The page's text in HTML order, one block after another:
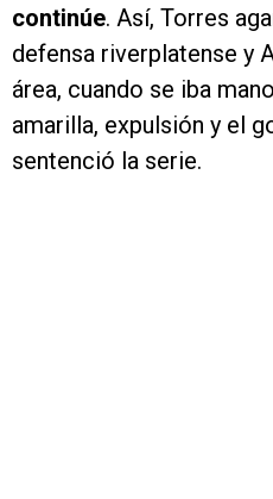
continúe. Así, Torres
defensa riverplatense y
área, cuando se iba
amarilla, expulsión y el
sentenció la serie.